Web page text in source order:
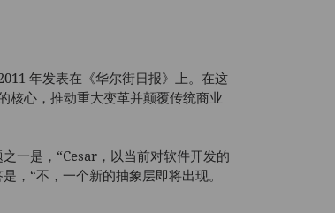
年发表在《华尔街日报》上。在这
核心，推动重大变革并颠覆传统商业
一是，“Cesar，以当前对软件开发的
，“不，一个新的抽象层即将出现。